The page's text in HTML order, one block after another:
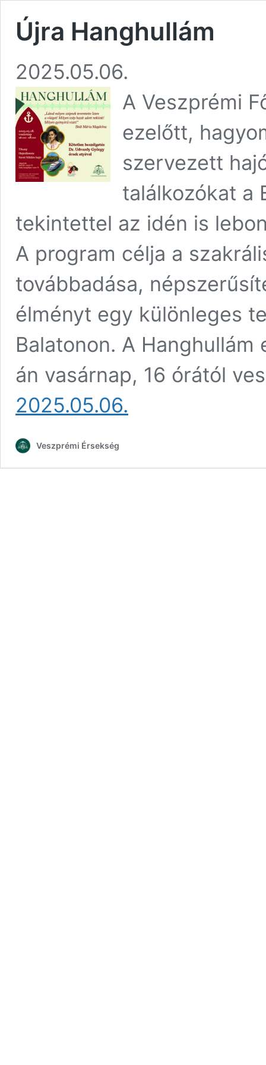
Újra Hanghullám
2025.05.06.
A Veszprémi
ezelőtt,
szervezett
találkozókat a
tekintettel az idén is
A program célja a
továbbadása,
élményt egy különleges
Balatonon. A
án vasárnap, 16 órától
2025.05.06.
Veszprémi Érsekség